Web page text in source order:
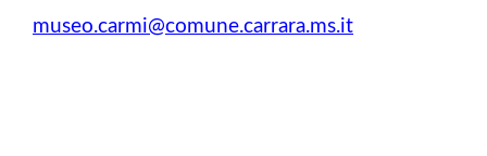
museo.carmi@comune.carrara.ms.it